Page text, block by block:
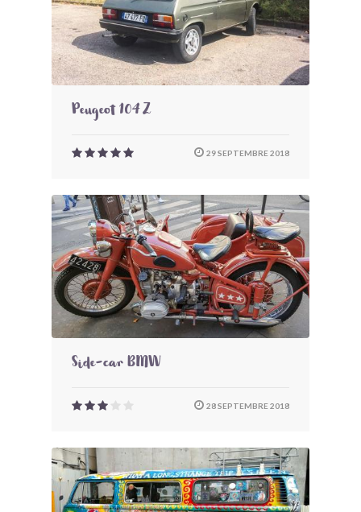
Peugeot 104 Z
29 SEPTEMBRE 2018
Side-car BMW
28 SEPTEMBRE 2018